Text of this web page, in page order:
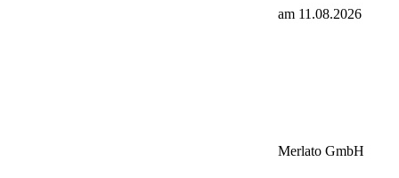
am 11.08.2026
Merlato GmbH